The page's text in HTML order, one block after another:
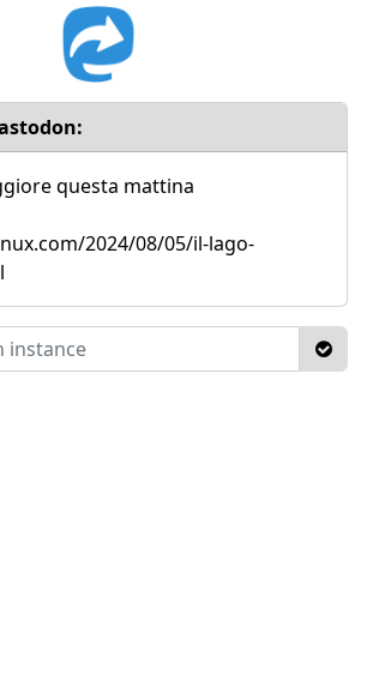
questa mattina
2024/08/05/il-lago-